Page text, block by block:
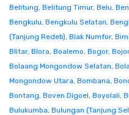
Belitung, Belitung Timur, Belu,
Bengkulu, Bengkulu Selatan,
(Tanjung Redeb), Biak Numfor,
Blitar, Blora, Boalemo, Bogor,
Bolaang Mongondow Selatan,
Mongondow Utara, Bombana,
Bontang, Boven Digoel, Boyolali,
Bulukumba, Bulungan (Tanjung